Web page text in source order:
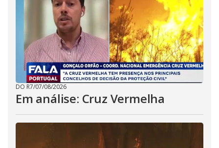
DO R7/07/08/2026
Em análise: Cruz Vermelha